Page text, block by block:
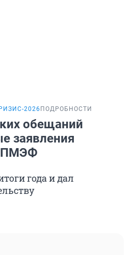
2026 ПОДРОБНОСТИ
обещаний
заявления
ПМЭФ
года и дал